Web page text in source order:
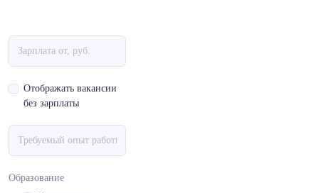
Отображать вакансии
без зарплаты
Образование